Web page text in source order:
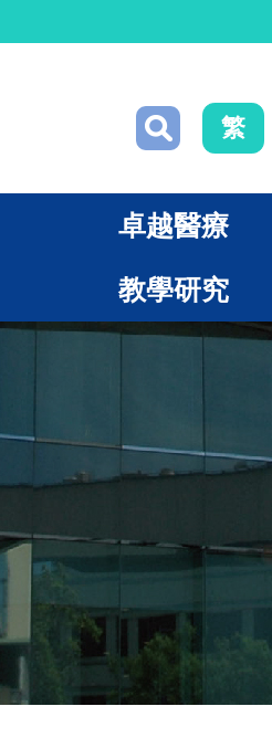
繁
卓越醫療
教學研究